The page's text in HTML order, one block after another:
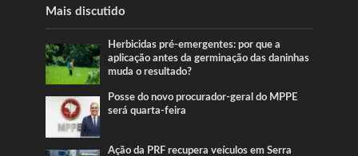
Mais discutido
Herbicidas pré-emergentes: por que a
aplicação antes da germinação das daninhas
muda o resultado?
Posse do novo procurador-geral do MPPE
será quarta-feira
Ação da PRF recupera veículos em Serra